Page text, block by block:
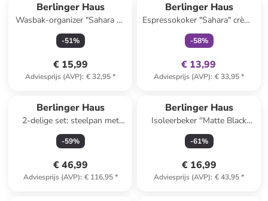
Berlinger Haus
Wasbak-organizer "Sahara C"
crème - (B)17,8 x (H)15,8 x
(D)12,7 cm
-51%
€ 15,99
Adviesprijs (AVP): € 32,95*
Berlinger Haus
Espressokoker "Sahara" crème
- 3 koppen
-58%
€ 13,99
Adviesprijs (AVP): € 33,95*
Berlinger Haus
2-delige set: steelpan met
deksel "Black Rose Collection"
zwart - Ø 24 cm
-59%
€ 46,99
Adviesprijs (AVP): € 116,95*
Berlinger Haus
Isoleerbeker ''Matte Black
Collection'' zwart - 1 l
-61%
€ 16,99
Adviesprijs (AVP): € 43,95*